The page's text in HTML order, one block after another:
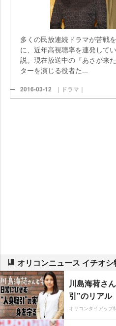
多くの民放連続ドラマが苦戦
に、近年高視聴率を連発して
説。現在放送中の『あさが来
ターを演じる役者た...
2016-03-12 ｜ドラマ｜
オリコンニュース イチオシ
川島海荷さ
引”のリアル
オリコンタイアップ